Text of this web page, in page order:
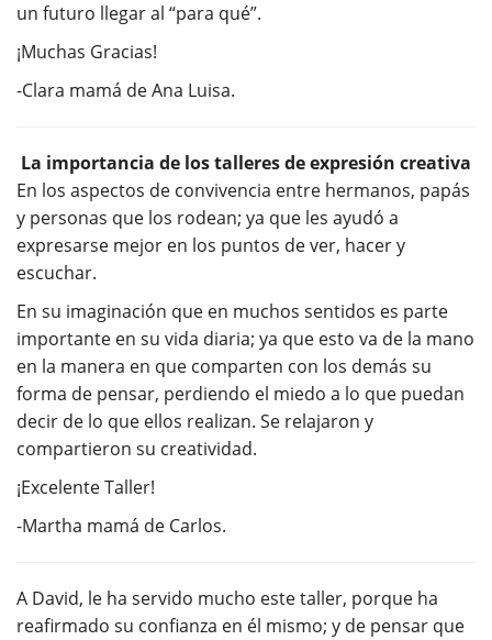
un futuro llegar al “para qué”.
¡Muchas Gracias!
-Clara mamá de Ana Luisa.
La importancia de los talleres de expresión creativa
En los aspectos de convivencia entre hermanos, papás
y personas que los rodean; ya que les ayudó a
expresarse mejor en los puntos de ver, hacer y
escuchar.
En su imaginación que en muchos sentidos es parte
importante en su vida diaria; ya que esto va de la mano
en la manera en que comparten con los demás su
forma de pensar, perdiendo el miedo a lo que puedan
decir de lo que ellos realizan. Se relajaron y
compartieron su creatividad.
¡Excelente Taller!
-Martha mamá de Carlos.
A David, le ha servido mucho este taller, porque ha
reafirmado su confianza en él mismo; y de pensar que